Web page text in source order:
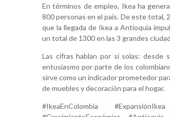
En términos de empleo, Ikea ha
800 personas en el país. De este total,
que la llegada de Ikea a Antioquia
un total de 1300 en las 3 grandes
Las cifras hablan por sí solas: desde
entusiasmo por parte de los
sirve como un indicador prometedor
de muebles y decoración para el hogar.
#IkeaEnColombia